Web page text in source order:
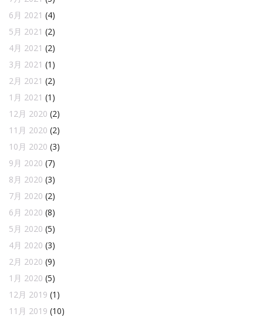
6月 2021 (4)
5月 2021 (2)
4月 2021 (2)
3月 2021 (1)
2月 2021 (2)
1月 2021 (1)
12月 2020 (2)
11月 2020 (2)
10月 2020 (3)
9月 2020 (7)
8月 2020 (3)
7月 2020 (2)
6月 2020 (8)
5月 2020 (5)
4月 2020 (3)
2月 2020 (9)
1月 2020 (5)
12月 2019 (1)
11月 2019 (10)